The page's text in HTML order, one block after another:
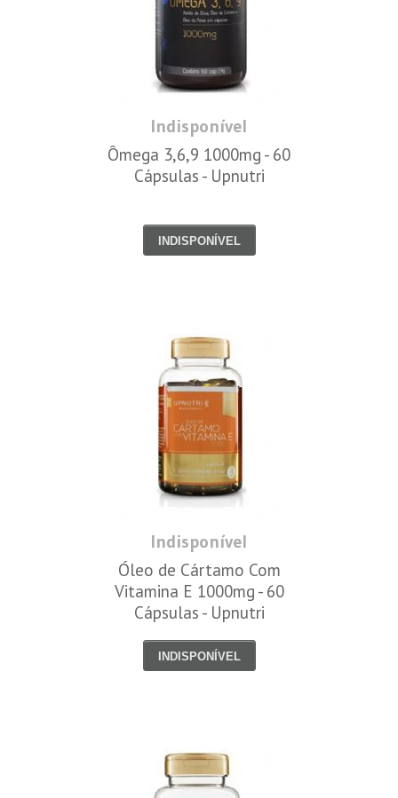
Indisponível
Ômega 3,6,9 1000mg - 60
Cápsulas - Upnutri
INDISPONÍVEL
Indisponível
Óleo de Cártamo Com
Vitamina E 1000mg - 60
Cápsulas - Upnutri
INDISPONÍVEL